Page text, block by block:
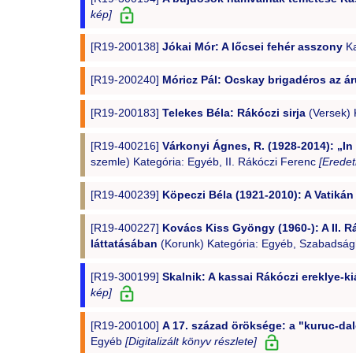
kép]
[R19-200138] Jókai Mór: A lőcsei fehér asszony
[R19-200240] Móricz Pál: Ocskay brigadéros az
[R19-200183] Telekes Béla: Rákóczi sirja(Versek)
[R19-400216] Várkonyi Ágnes, R. (1928-2014):
szemle) Kategória: Egyéb, II. Rákóczi Ferenc
[R19-400239] Köpeczi Béla (1921-2010): A
[R19-400227] Kovács Kiss Gyöngy (1960-): A II.
láttatásában (Korunk) Kategória: Egyéb,
[R19-300199] Skalnik: A kassai Rákóczi ereklye-
kép]
[R19-200100] A 17. század öröksége: a "kuruc-
Egyéb [Digitalizált könyv részlete]